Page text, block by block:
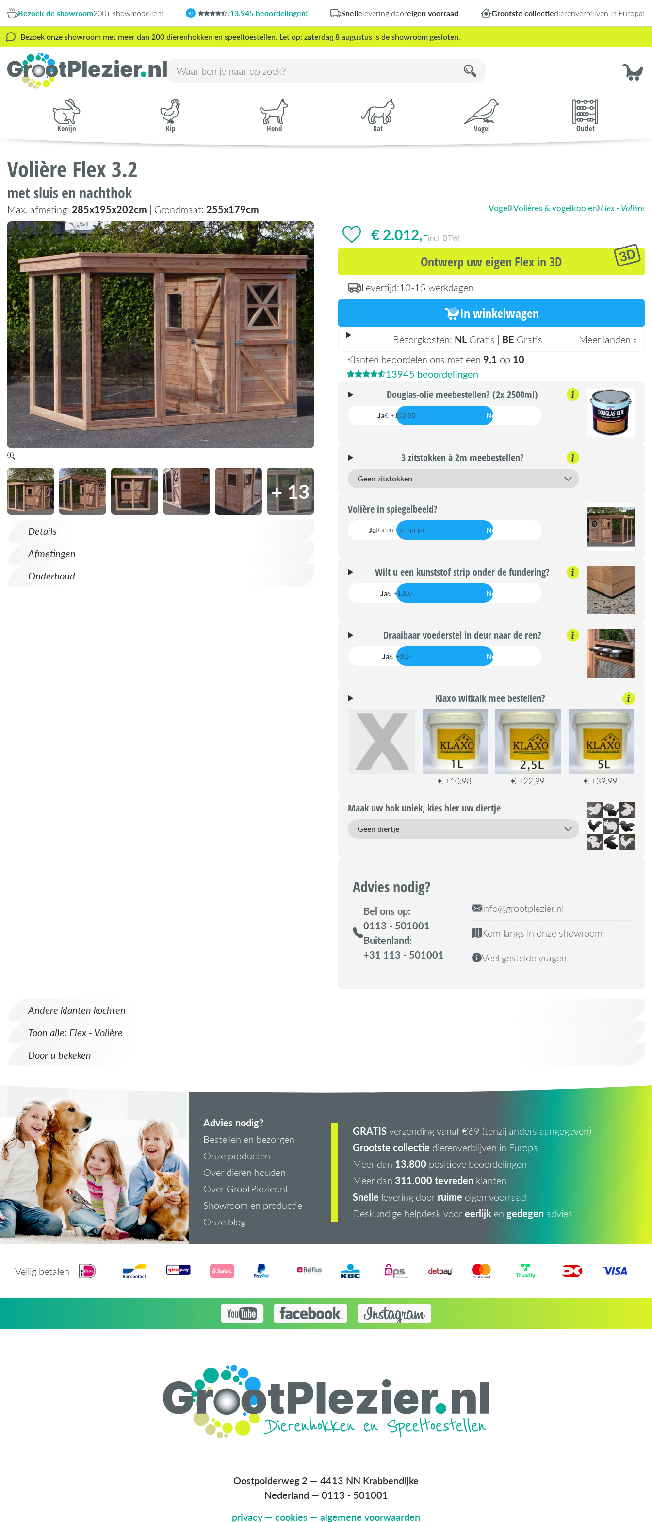
Bezoek de showroom200+ showmodellen! 9,1 »13.945 beoordelingen! Snellelevering dooreigen voorraad Grootste collectiedierenverblijven in Europa!
Bezoek onze showroom met meer dan 200 dierenhokken en speeltoestellen. Let op: zaterdag 8 augustus is de showroom gesloten.
Konijn Kip Hond Kat Vogel Outlet
Volière Flex 3.2
met sluis en nachthok
Max. afmeting: 285x195x202cm | Grondmaat: 255x179cm Vogel Volières & vogelkooien Flex - Volière
+ 13
Details
Afmetingen
Onderhoud
€ 2.012,-incl. BTW
Ontwerp uw eigen Flex in 3D
Levertijd:10-15 werkdagen
In winkelwagen
Bezorgkosten: NLGratis | BE Gratis
Meer landen »
Klanten beoordelen ons met een 9,1 op 10
13945 beoordelingen
Douglas-olie meebestellen? (2x 2500ml)
Ja€ +103,85 Nee
3 zitstokken à 2m meebestellen?
Volière in spiegelbeeld?
Ja(Geen meerprijs) Nee
Wilt u een kunststof strip onder de fundering?
Ja€ +130,- Nee
Draaibaar voederstel in deur naar de ren?
Ja€ +80,- Nee
Klaxo witkalk mee bestellen?
€ +10,98 € +22,99 € +39,99
Maak uw hok uniek, kies hier uw diertje
Advies nodig?
Bel ons op:
0113 - 501001
Buitenland:
+31 113 - 501001
info@grootplezier.nl
Kom langs in onze showroom
Veel gestelde vragen
Andere klanten kochten
Toon alle: Flex - Volière
Door u bekeken
Advies nodig?
Bestellen en bezorgen
Onze producten
Over dieren houden
Over GrootPlezier.nl
Showroom en productie
Onze blog
GRATISverzending vanaf €69 (tenzij anders aangegeven)
Grootste collectie dierenverblijven in Europa
Meer dan 13.800 positieve beoordelingen
Meer dan 311.000 tevredenklanten
Snelle levering door ruime eigen voorraad
Deskundige helpdesk vooreerlijken gedegenadvies
Veilig betalen
Oostpolderweg 2 — 4413 NN Krabbendijke
Nederland — 0113 - 501001
privacy— cookies — algemene voorwaarden